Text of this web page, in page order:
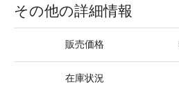
その他の詳細情報
販売価格
在庫状況